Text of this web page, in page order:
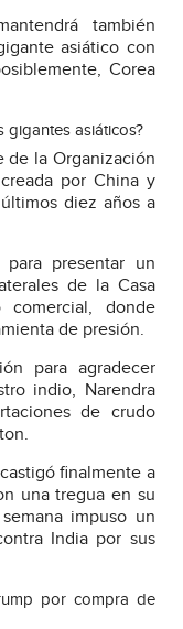
también
asiático con
Corea
gigantes asiáticos?
de la Organización
por China y
diez años a
presentar un
de la Casa
comercial, donde
de presión.
para agradecer
indio, Narendra
de crudo
finalmente a
una tregua en su
impuso un
India por sus
por compra de